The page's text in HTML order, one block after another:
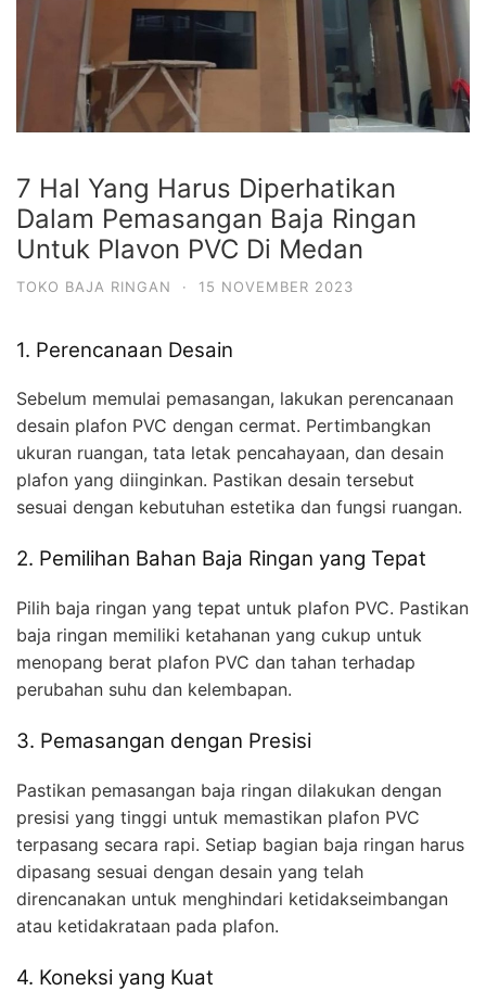
7 Hal Yang Harus Diperhatikan
Dalam Pemasangan Baja Ringan
Untuk Plavon PVC Di Medan
TOKO BAJA RINGAN · 15 NOVEMBER 2023
1. Perencanaan Desain
Sebelum memulai pemasangan, lakukan perencanaan
desain plafon PVC dengan cermat. Pertimbangkan
ukuran ruangan, tata letak pencahayaan, dan desain
plafon yang diinginkan. Pastikan desain tersebut
sesuai dengan kebutuhan estetika dan fungsi ruangan.
2. Pemilihan Bahan Baja Ringan yang Tepat
Pilih baja ringan yang tepat untuk plafon PVC. Pastikan
baja ringan memiliki ketahanan yang cukup untuk
menopang berat plafon PVC dan tahan terhadap
perubahan suhu dan kelembapan.
3. Pemasangan dengan Presisi
Pastikan pemasangan baja ringan dilakukan dengan
presisi yang tinggi untuk memastikan plafon PVC
terpasang secara rapi. Setiap bagian baja ringan harus
dipasang sesuai dengan desain yang telah
direncanakan untuk menghindari ketidakseimbangan
atau ketidakrataan pada plafon.
4. Koneksi yang Kuat